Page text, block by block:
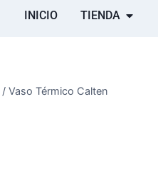
INICIO TIENDA
/ Vaso Térmico Calten